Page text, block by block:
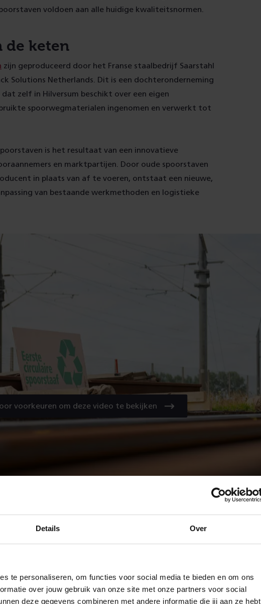
Details Over
te personaliseren, om functies voor social media te bieden en om ons
over jouw gebruik van onze site met onze partners voor social
deze gegevens combineren met andere informatie die jij aan ze hebt
voldoen aan alle huidige kwaliteitsnormen.
de keten
zijn geproduceerd door het Franse staalbedrijf Saarstahl
Solutions Netherlands. Dit is een dochteronderneming
dat zelf in Hilversum beschikt over een eigen
spoorwegmaterialen ingenomen en verwerkt tot
is het resultaat van een innovatieve
en marktpartijen. Door oude spoorstaven
in plaats van af te voeren, ontstaat een nieuwe,
van bestaande werkmethoden en logistieke
voorkeuren om deze video te bekijken